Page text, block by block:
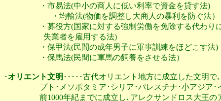
                  ・市易法(中小の商人に低い利率で資金を貸す法)
            　　　・均輸法(物価を調整し大商人の暴利を防ぐ法）
・募役方(国家に対する強制労働を免除する代
                    失業者を雇用する法)
                  ・保甲法(民間の成年男子に軍事訓練をほどこす法)
                  ・保馬法(民間に軍馬の飼養をさせる法）
･オリエント文明 ･････古代オリエント地方に成立した文明
プト･メソポタミア･シリア･パレスチナ･小ア
前1000年紀までに成立し､アレクサンドロス大